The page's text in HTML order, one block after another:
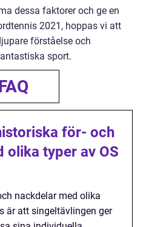
dessa faktorer och ge en
2021, hoppas vi att
förståelse och
sport.
för- och
olika typer av OS
nackdelar med olika
är att singeltävlingen ger